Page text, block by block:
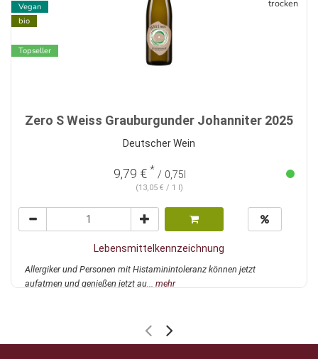
Vegan
bio
Topseller
trocken
Zero S Weiss Grauburgunder Johanniter 2025
Deutscher Wein
9,79 € * / 0,75l
(13,05 € / 1 l)
Lebensmittelkennzeichnung
Allergiker und Personen mit Histaminintoleranz können jetzt
aufatmen und genießen jetzt au... mehr